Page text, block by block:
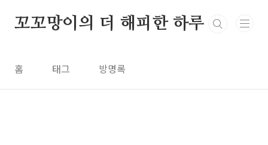
꼬꼬망이의 더 해피한 하루
홈 태그 방명록